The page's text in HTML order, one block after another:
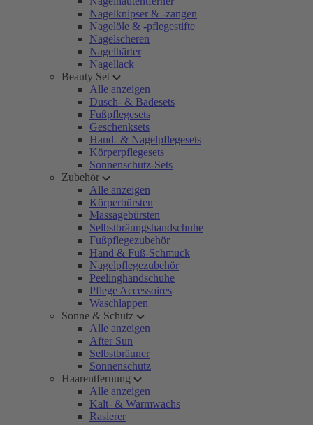
Nagelknipser & -zangen
Nagelöle & -pflegestifte
Nagelscheren
Nagelhärter
Nagellack
Beauty Set
Alle anzeigen
Dusch- & Badesets
Fußpflegesets
Geschenksets
Hand- & Nagelpflegesets
Körperpflegesets
Sonnenschutz-Sets
Zubehör
Alle anzeigen
Körperbürsten
Massagebürsten
Selbstbräungshandschuhe
Fußpflegezubehör
Hand & Fuß-Schmuck
Nagelpflegezubehör
Peelinghandschuhe
Pflege Accessoires
Waschlappen
Sonne & Schutz
Alle anzeigen
After Sun
Selbstbräuner
Sonnenschutz
Haarentfernung
Alle anzeigen
Kalt- & Warmwachs
Rasierer